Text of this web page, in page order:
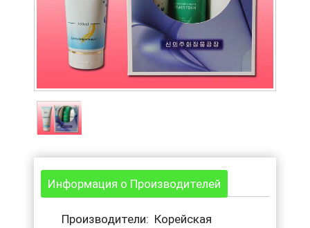
Информация о Производителей
Производители: Корейская